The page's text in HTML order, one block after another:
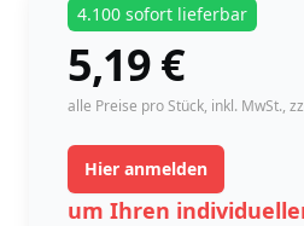
4.100 sofort lieferbar
5,19
instock
€
alle Preise pro Stück, inkl. MwSt.,
Hier anmelden
um Ihren